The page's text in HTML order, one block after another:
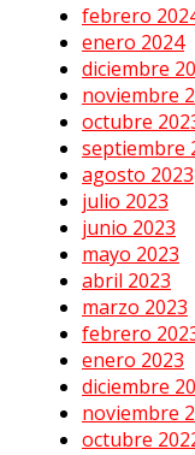
febrero
enero 2024
diciembre
noviembre
octubre
septiembre
agosto 2023
julio 2023
junio 2023
mayo 2023
abril 2023
marzo 2023
febrero
enero 2023
diciembre
noviembre
octubre